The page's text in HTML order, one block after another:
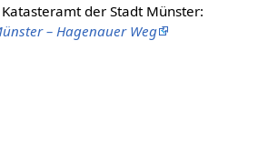
der Stadt Münster:
– Hagenauer Weg